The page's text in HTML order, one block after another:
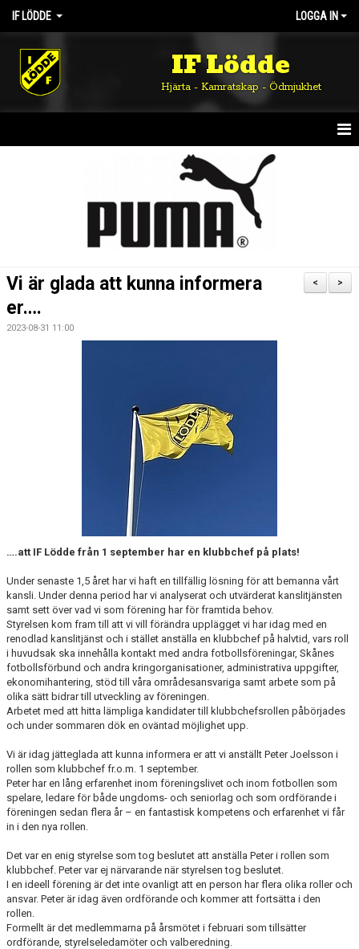
IF LÖDDE LOGGA IN
IF Lödde
Hjärta - Kamratskap - Ödmjukhet
DOKUMENT
>
<
Vi är glada att kunna informera
er….
2023-08-31 11:00
….att IF Lödde från 1 september har en klubbchef på plats!
Under senaste 1,5 året har vi haft en tillfällig lösning för att bemanna vårt
kansli. Under denna period har vi analyserat och utvärderat kanslitjänsten
samt sett över vad vi som förening har för framtida behov.
Styrelsen kom fram till att vi vill förändra upplägget vi har idag med en
renodlad kanslitjänst och i stället anställa en klubbchef på halvtid, vars roll
i huvudsak ska innehålla kontakt med andra fotbollsföreningar, Skånes
fotbollsförbund och andra kringorganisationer, administrativa uppgifter,
ekonomihantering, stöd till våra områdesansvariga samt arbete som på
olika sätt bidrar till utveckling av föreningen.
Arbetet med att hitta lämpliga kandidater till klubbchefsrollen påbörjades
och under sommaren dök en oväntad möjlighet upp.
Vi är idag jätteglada att kunna informera er att vi anställt Peter Joelsson i
rollen som klubbchef fr.o.m. 1 september.
Peter har en lång erfarenhet inom föreningslivet och inom fotbollen som
spelare, ledare för både ungdoms- och seniorlag och som ordförande i
föreningen sedan flera år – en fantastisk kompetens och erfarenhet vi får
in i den nya rollen.
Det var en enig styrelse som tog beslutet att anställa Peter i rollen som
klubbchef. Peter var ej närvarande när styrelsen tog beslutet.
I en ideell förening är det inte ovanligt att en person har flera olika roller och
ansvar. Peter är idag även ordförande och kommer att fortsätta i den
rollen.
Formellt är det medlemmarna på årsmötet i februari som tillsätter
ordförande, styrelseledamöter och valberedning.